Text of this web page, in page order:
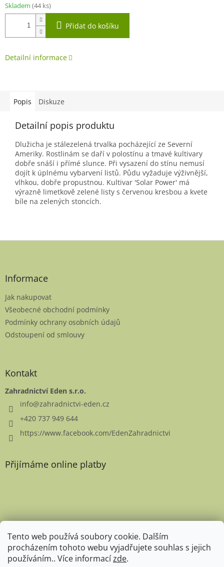
Tento web používá soubory cookie. Dalším
procházením tohoto webu vyjadřujete souhlas s jejich
používáním.. Více informacízde.
cena:
Skladem (44 ks)
Přidat do košíku
Detailní informace
Popis Diskuze
Detailní popis produktu
Dlužicha je stálezelená trvalka pocházející ze Severní
Ameriky. Rostlinám se daří v polostínu a tmavé kultivary
dobře snáší i přímé slunce. Při vysazení do stínu nemusí
dojít k úplnému vybarvení listů. Půdu vyžaduje výživnější,
vlhkou, dobře propustnou. Kultivar 'Solar Power' má
výrazně limetkově zelené listy s červenou kresbou a kvete
bíle na zelených stoncích.
Z
Informace
Jak nakupovat
Všeobecné obchodní podmínky
Podmínky ochrany osobních údajů
Odstoupení od smlouvy
Kontakt
Zahradnictví Eden s.r.o.
info@zahradnictvi-eden.cz
+420 737 949 644
https://www.facebook.com/EdenZahradnictvi
Přijímáme online platby
Favicon